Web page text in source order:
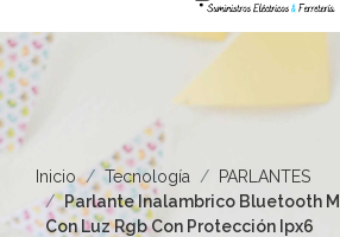
Inicio Tecnología
PARLANTES
Parlante Inalambrico Bluetooth
Con Luz Rgb Con Protección Ipx6